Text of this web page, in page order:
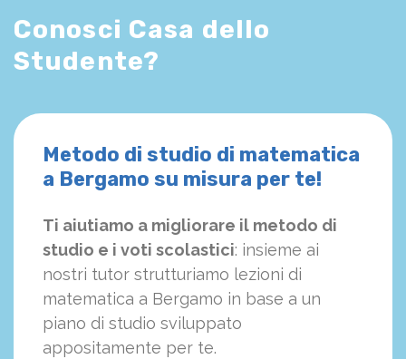
Conosci Casa dello
Studente?
Metodo di studio di matematica
a Bergamo su misura per te!
Ti aiutiamo a migliorare il metodo di
studio e i voti scolastici: insieme ai
nostri tutor strutturiamo lezioni di
matematica a Bergamo in base a un
piano di studio sviluppato
appositamente per te.